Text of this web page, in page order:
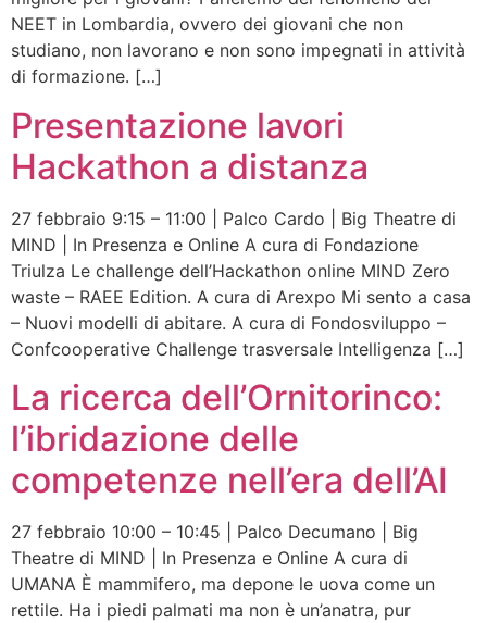
NEET in Lombardia, ovvero dei giovani che non
studiano, non lavorano e non sono impegnati in attività
di formazione. […]
Presentazione lavori
Hackathon a distanza
27 febbraio 9:15 – 11:00 | Palco Cardo | Big Theatre di
MIND | In Presenza e Online A cura di Fondazione
Triulza Le challenge dell’Hackathon online MIND Zero
waste – RAEE Edition. A cura di Arexpo Mi sento a casa
– Nuovi modelli di abitare. A cura di Fondosviluppo –
Confcooperative Challenge trasversale Intelligenza […]
La ricerca dell’Ornitorinco:
l’ibridazione delle
competenze nell’era dell’AI
27 febbraio 10:00 – 10:45 | Palco Decumano | Big
Theatre di MIND | In Presenza e Online A cura di
UMANA È mammifero, ma depone le uova come un
rettile. Ha i piedi palmati ma non è un’anatra, pur